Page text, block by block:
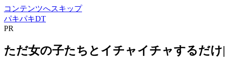
コンテンツへスキップ
パキパキDT
PR
ただ女の子たちとイチャイチャするだけ|